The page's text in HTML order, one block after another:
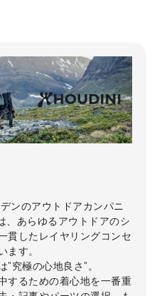
ンのアウトドアカンパニ
、あらゆるアウトドアのシ
貫したレイヤリングコンセ
ます。
"究極の心地良さ"。
するための着心地を一番重